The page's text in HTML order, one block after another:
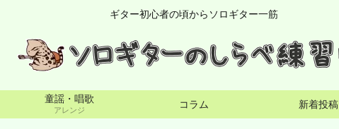
ギター初心者の頃からソロギター一筋
童謡・唱歌
アレンジ コラム 新着投稿